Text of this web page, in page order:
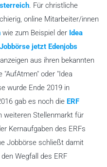
. Für christliche
online Mitarbeiter/innen
wie zum Beispiel der Idea
jetzt Edenjobs
aus ihren bekannten
oder "Idea
wurde Ende 2019 in
gab es noch die ERF
weiteren Stellenmarkt für
Kernaufgaben des ERFs
Jobbörse schließt damit
Wegfall des ERF